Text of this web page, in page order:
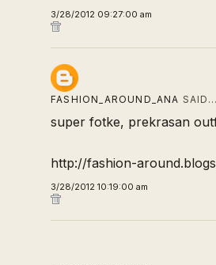
3/28/2012 09:27:00 am
FASHION_AROUND_ANA SAID…
super fotke, prekrasan
http://fashion-
3/28/2012 10:19:00 am